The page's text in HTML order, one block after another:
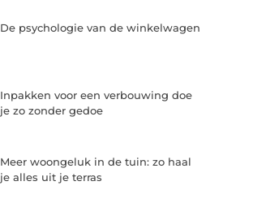
De psychologie van de winkelwagen
Inpakken voor een verbouwing doe
je zo zonder gedoe
Meer woongeluk in de tuin: zo haal
je alles uit je terras